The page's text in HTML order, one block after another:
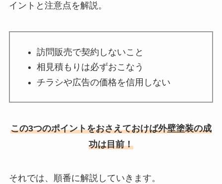
イントと注意点を解説。
訪問販売で契約しないこと
相見積もりは必ずおこなう
チラシや広告の価格を信用しない
この3つのポイントをおさえておけば外壁塗装の成
功は目前！
それでは、順番に解説していきます。